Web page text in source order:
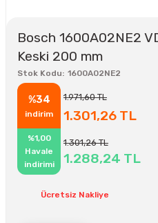
Bosch 1600A02NE2
Keski 200 mm
Stok Kodu 1600A02NE2
%34
indirim
1.971,60 TL
1.301,26 TL
%1,00
Havale
indirimi
1.301,26 TL
1.288,24 TL
Ücretsiz Nakliye